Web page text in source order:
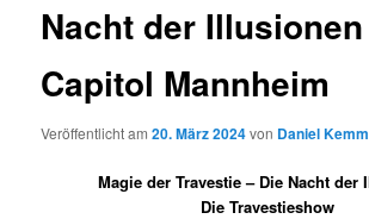
Nacht der
Capitol Mannheim
Veröffentlicht am20. März 2024von Daniel
Magie der Travestie – Die Nacht der
Die Travestieshow